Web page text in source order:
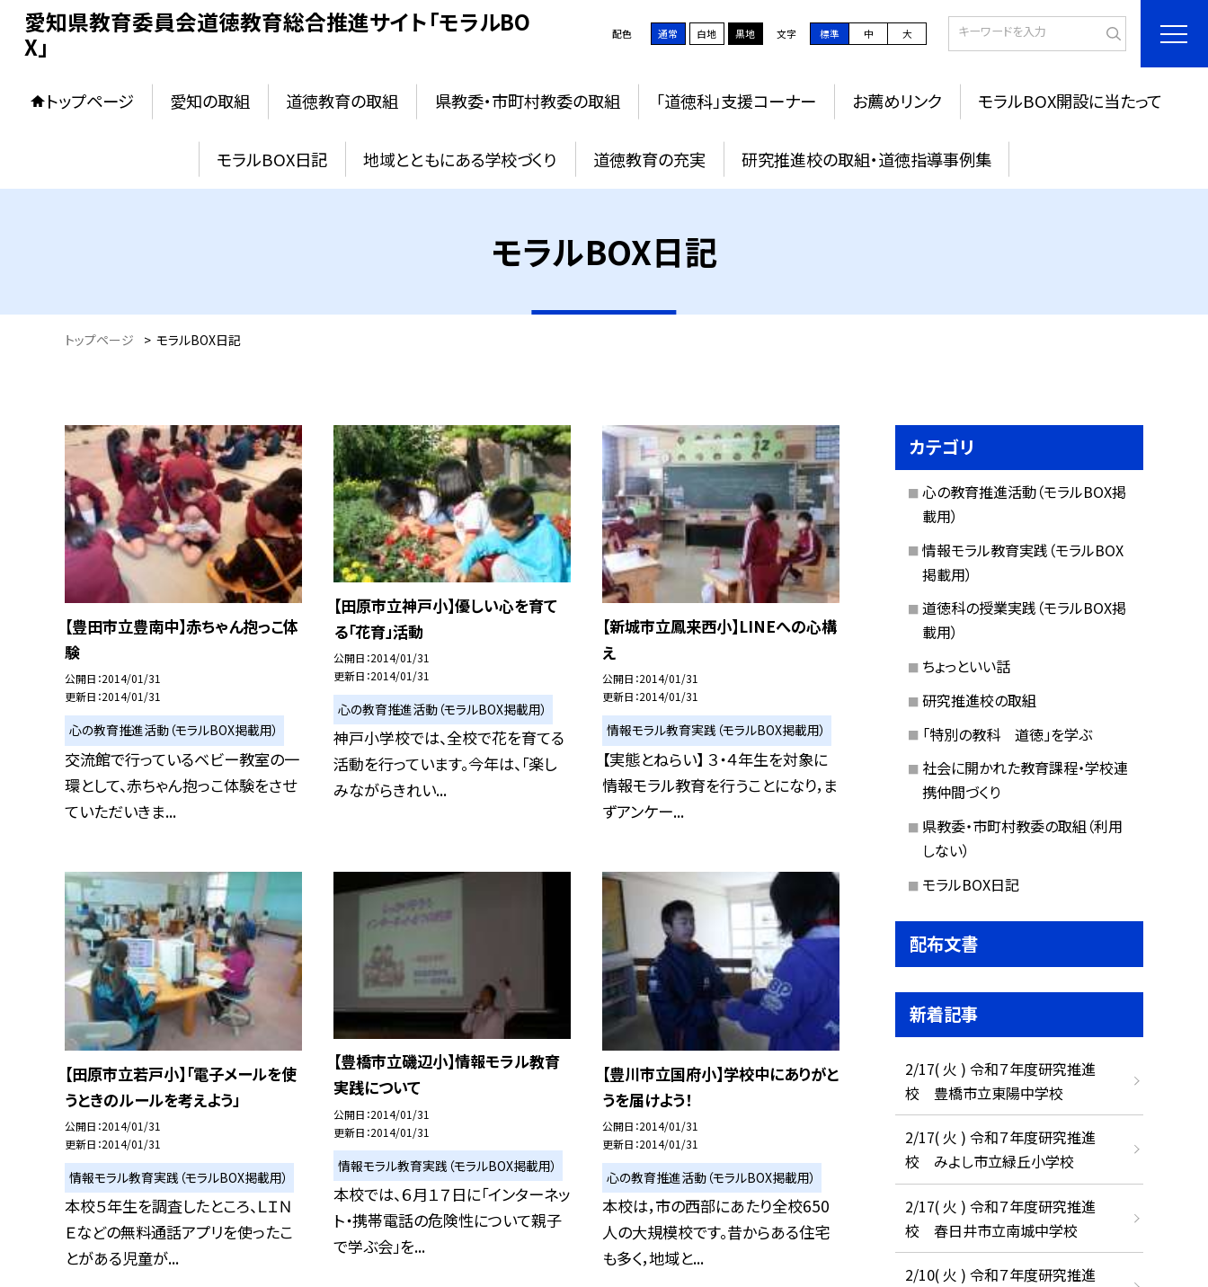
愛知県教育委員会道徳教育総合推進サイト「モラルBO
X」
配色 通常 白地 黒地 文字 標準 中 大
トップページ 愛知の取組 道徳教育の取組 県教委・市町村教委の取組 「道徳科」支援コーナー お薦めリンク モラルBOX開設に当たって
モラルBOX日記 地域とともにある学校づくり 道徳教育の充実 研究推進校の取組・道徳指導事例集
モラルBOX日記
トップページ > モラルBOX日記
【豊田市立豊南中】赤ちゃん抱っこ体
験
公開日 2014/01/31
更新日 2014/01/31
心の教育推進活動（モラルBOX掲載用）
交流館で行っているベビー教室の一
環として、赤ちゃん抱っこ体験をさせ
ていただいきま...
【田原市立神戸小】優しい心を育て
る「花育」活動
公開日 2014/01/31
更新日 2014/01/31
心の教育推進活動（モラルBOX掲載用）
神戸小学校では、全校で花を育てる
活動を行っています。今年は、「楽し
みながらきれい...
【新城市立鳳来西小】LINEへの心構
え
公開日 2014/01/31
更新日 2014/01/31
情報モラル教育実践（モラルBOX掲載用）
【実態とねらい】 ３・４年生を対象に
情報モラル教育を行うことになり，ま
ずアンケー...
【田原市立若戸小】「電子メールを使
うときのルールを考えよう」
公開日 2014/01/31
更新日 2014/01/31
情報モラル教育実践（モラルBOX掲載用）
本校５年生を調査したところ、ＬＩＮ
Ｅなどの無料通話アプリを使ったこ
とがある児童が...
【豊橋市立磯辺小】情報モラル教育
実践について
公開日 2014/01/31
更新日 2014/01/31
情報モラル教育実践（モラルBOX掲載用）
本校では、６月１７日に「インターネッ
ト・携帯電話の危険性について親子
で学ぶ会」を...
【豊川市立国府小】学校中にありがと
うを届けよう！
公開日 2014/01/31
更新日 2014/01/31
心の教育推進活動（モラルBOX掲載用）
本校は，市の西部にあたり全校650
人の大規模校です。昔からある住宅
も多く，地域と...
カテゴリ
心の教育推進活動（モラルBOX掲
載用）
情報モラル教育実践（モラルBOX
掲載用）
道徳科の授業実践（モラルBOX掲
載用）
ちょっといい話
研究推進校の取組
「特別の教科 道徳」を学ぶ
社会に開かれた教育課程・学校連
携仲間づくり
県教委・市町村教委の取組（利用
しない）
モラルBOX日記
配布文書
新着記事
2/17( 火 ) 令和７年度研究推進
校 豊橋市立東陽中学校
2/17( 火 ) 令和７年度研究推進
校 みよし市立緑丘小学校
2/17( 火 ) 令和７年度研究推進
校 春日井市立南城中学校
2/10( 火 ) 令和７年度研究推進